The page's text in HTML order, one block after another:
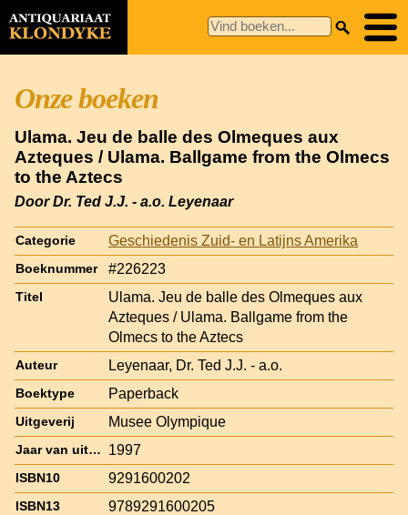
Onze boeken
Ulama. Jeu de balle des Olmeques aux
Azteques / Ulama. Ballgame from the Olmecs
to the Aztecs
Door Dr. Ted J.J. - a.o. Leyenaar
Categorie Geschiedenis Zuid- en Latijns Amerika
Boeknummer #226223
Titel
Ulama. Jeu de balle des Olmeques aux
Azteques / Ulama. Ballgame from the
Olmecs to the Aztecs
Auteur Leyenaar, Dr. Ted J.J. - a.o.
Boektype Paperback
Uitgeverij Musee Olympique
Jaar van uitgave 1997
ISBN10 9291600202
ISBN13 9789291600205